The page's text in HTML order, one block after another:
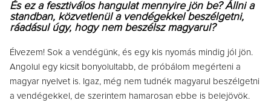
És ez a fesztiválos hangulat mennyire jön be? Állni a
standban, közvetlenül a vendégekkel beszélgetni,
ráadásul úgy, hogy nem beszélsz magyarul?
Élvezem! Sok a vendégünk, és egy kis nyomás mindig jól jön.
Angolul egy kicsit bonyolultabb, de próbálom megérteni a
magyar nyelvet is. Igaz, még nem tudnék magyarul beszélgetni
a vendégekkel, de szerintem hamarosan ebbe is belejövök.